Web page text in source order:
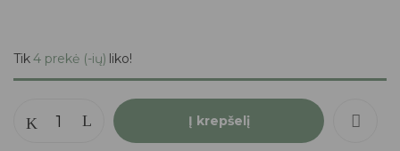
Tik4 prekė (-ių) liko!
Į krepšelį